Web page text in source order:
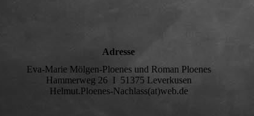
Adresse
Eva-Marie Mölgen-Ploenes und Roman Ploenes
Hammerweg 26 I 51375 Leverkusen
Helmut.Ploenes-Nachlass(at)web.de